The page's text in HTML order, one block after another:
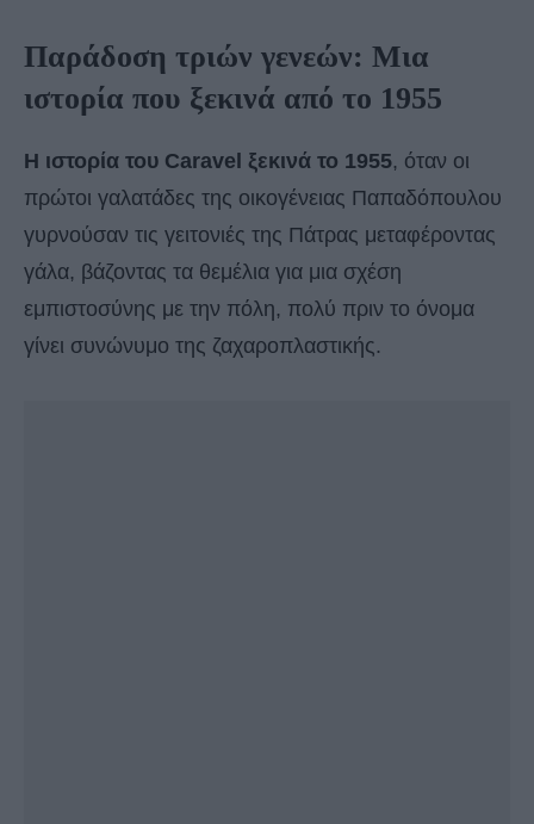
Παράδοση τριών γενεών: Μια
ιστορία που ξεκινά από το 1955
Η ιστορία του Caravel ξεκινά το 1955, όταν οι
πρώτοι γαλατάδες της οικογένειας Παπαδόπουλου
γυρνούσαν τις γειτονιές της Πάτρας μεταφέροντας
γάλα, βάζοντας τα θεμέλια για μια σχέση
εμπιστοσύνης με την πόλη, πολύ πριν το όνομα
γίνει συνώνυμο της ζαχαροπλαστικής.